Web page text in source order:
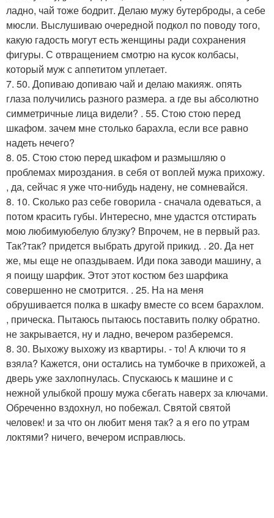
ладно, чай тоже бодрит. Делаю мужу бутерброды, а себе
мюсли. Выслушиваю очередной подкол по поводу того,
какую гадость могут есть женщины ради сохранения
фигуры. С отвращением смотрю на кусок колбасы,
который муж с аппетитом уплетает.
7. 50. Допиваю допиваю чай и делаю макияж. опять
глаза получились разного размера. а где вы абсолютно
симметричные лица видели? . 55. Стою стою перед
шкафом. зачем мне столько барахла, если все равно
надеть нечего?
8. 05. Стою стою перед шкафом и размышляю о
проблемах мироздания. в себя от воплей мужа прихожу.
, да, сейчас я уже что-нибудь надену, не сомневайся.
8. 10. Сколько раз себе говорила - сначала одеваться, а
потом красить губы. Интересно, мне удастся отстирать
мою любимуюбелую блузку? Впрочем, не в первый раз.
Так?так? придется выбрать другой прикид. . 20. Да нет
же, мы еще не опаздываем. Иди пока заводи машину, а
я поищу шарфик. Этот этот костюм без шарфика
совершенно не смотрится. . 25. На на меня
обрушивается полка в шкафу вместе со всем барахлом.
, прическа. Пытаюсь пытаюсь поставить полку обратно.
не закрывается, ну и ладно, вечером разберемся.
8. 30. Выхожу выхожу из квартиры. - то! А ключи то я
взяла? Кажется, они остались на тумбочке в прихожей, а
дверь уже захлопнулась. Спускаюсь к машине и с
нежной улыбкой прошу мужа сбегать наверх за ключами.
Обреченно вздохнул, но побежал. Святой святой
человек! и за что он любит меня так? а я его по утрам
локтями? ничего, вечером исправлюсь.